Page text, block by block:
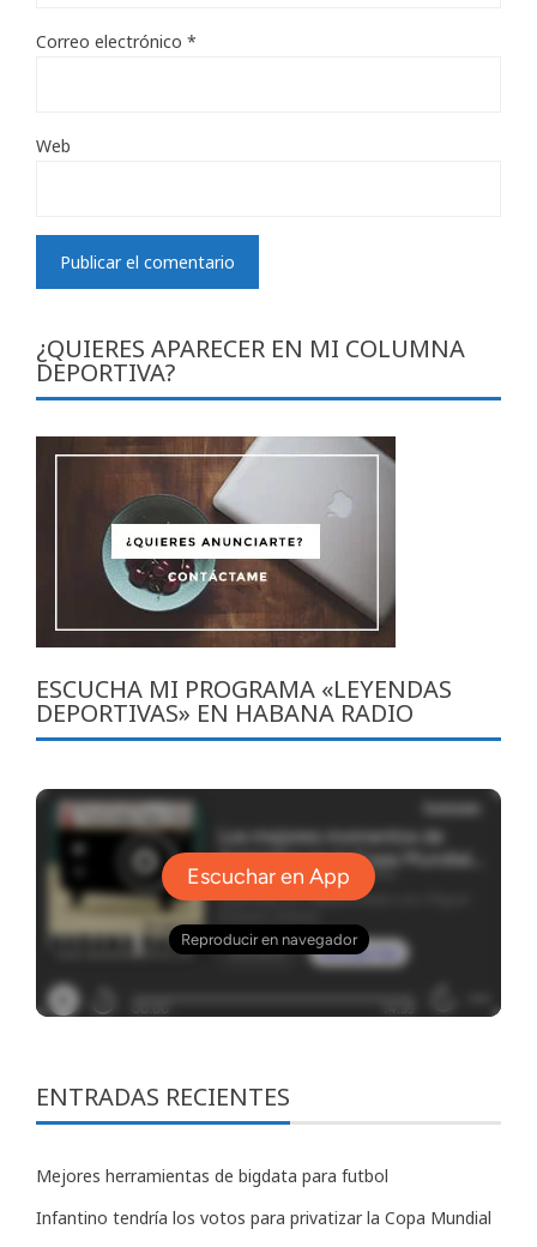
Correo electrónico *
Web
¿QUIERES APARECER EN MI COLUMNA
DEPORTIVA?
ESCUCHA MI PROGRAMA «LEYENDAS
DEPORTIVAS» EN HABANA RADIO
ENTRADAS RECIENTES
Mejores herramientas de bigdata para futbol
Infantino tendría los votos para privatizar la Copa Mundial